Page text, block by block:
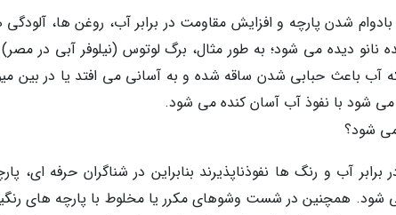
شدن پارچه و افزایش مقاومت در برابر آب، روغن ها، آلودگی
دیده می شود؛ به طور مثال، برگ لوتوس (نیلوفر آبی در مصر)
باعث حبابی شدن ساقه شده و به آسانی می افتد یا در بین
شود با نفوذ آب آسان کنده می شود.
می شود؟
آب و رنگ ها نفوذناپذیرند بنابراین در شناگران حرفه ای،
شود. همچنین در شست وشوهای مکرر یا مخلوط با پارچه های